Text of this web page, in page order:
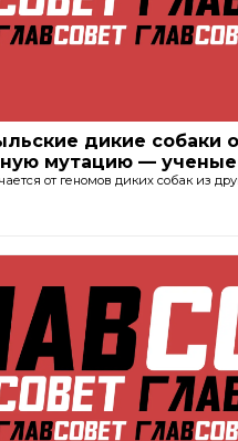
дикие собаки
мутацию — ученые
от геномов диких собак из